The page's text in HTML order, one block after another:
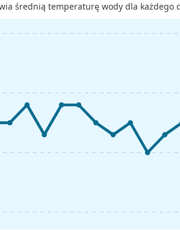
średnią temperaturę wody dla